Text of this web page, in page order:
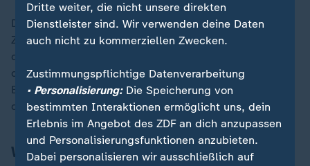
Dabei gehe es "um Tausende, wenn nicht
Zehntausende", sagt Verfassungsrechtler Ulrich Battis
der
des hohen Grundsatzes der Allgemeinheit der Wahl.
Beschwerden zur Rechtmäßigkeit der Wahl seien
denkbar.
Was sagen Juristen?
Dritte weiter, die nicht unsere direkten
Dienstleister sind. Wir verwenden deine Daten
auch nicht zu kommerziellen Zwecken.
Zustimmungspflichtige Datenverarbeitung
• Personalisierung:Die Speicherung von
bestimmten Interaktionen ermöglicht uns, dein
Erlebnis im Angebot des ZDF an dich anzupassen
und Personalisierungsfunktionen anzubieten.
Dabei personalisieren wir ausschließlich auf